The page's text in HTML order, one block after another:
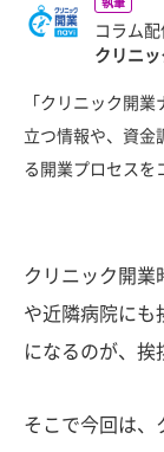
執筆
コラム配
クリニ
「クリニック開
立つ情報や、資金
る開業プロセスを
クリニック開業
や近隣病院にも
になるのが、挨
そこで今回は、